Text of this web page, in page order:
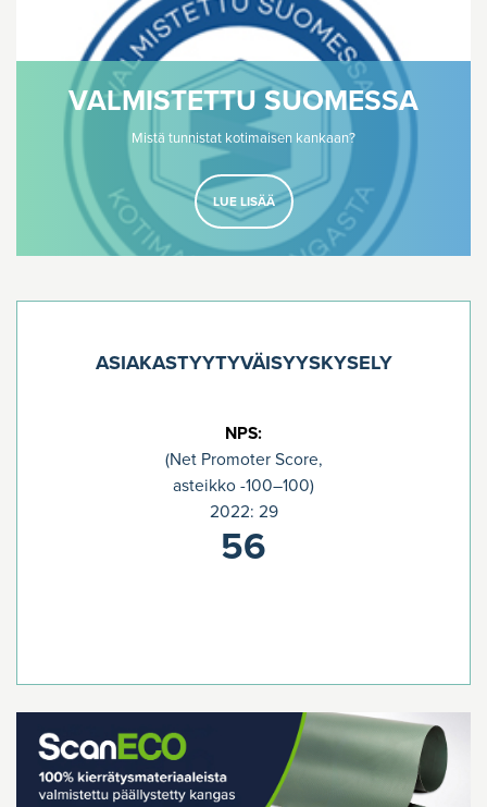
VALMISTETTU SUOMESSA
Mistä tunnistat kotimaisen kankaan?
LUE LISÄÄ
ASIAKASTYYTYVÄISYYSKYSELY
NPS:
(Net Promoter Score,
asteikko -100–100)
2022: 29
56